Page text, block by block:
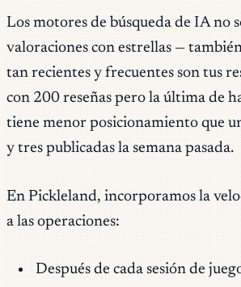
Los motores de búsqueda de IA no
valoraciones con estrellas —
tan recientes y frecuentes son tus
con 200 reseñas pero la última de
tiene menor posicionamiento que
y tres publicadas la semana pasada.
En Pickleland, incorporamos la
a las operaciones:
Después de cada sesión de